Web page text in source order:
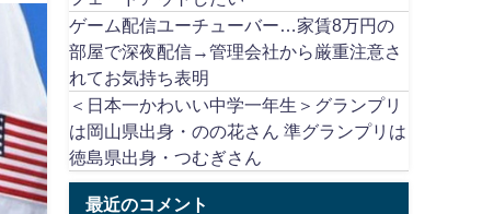
ゲーム配信ユーチューバー…家賃8万円の
部屋で深夜配信→管理会社から厳重注意さ
れてお気持ち表明
＜日本一かわいい中学一年生＞グランプリ
は岡山県出身・のの花さん 準グランプリは
徳島県出身・つむぎさん
最近のコメント